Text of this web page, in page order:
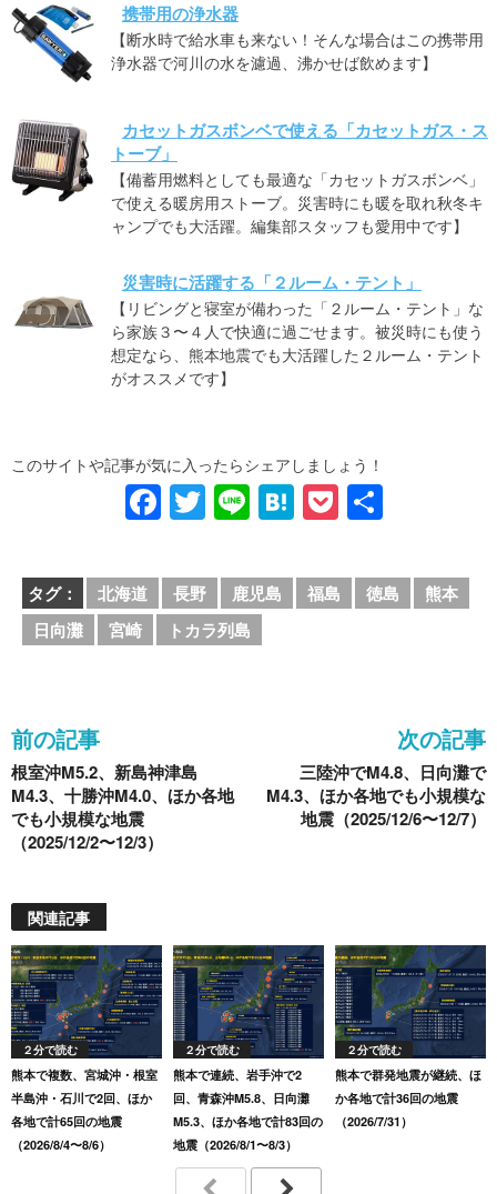
携帯用の浄水器
【断水時で給水車も来ない！そんな場合はこの携帯用
浄水器で河川の水を濾過、沸かせば飲めます】
カセットガスボンベで使える「カセットガス・ス
トーブ」
【備蓄用燃料としても最適な「カセットガスボンベ」
で使える暖房用ストーブ。災害時にも暖を取れ秋冬キ
ャンプでも大活躍。編集部スタッフも愛用中です】
災害時に活躍する「２ルーム・テント」
【リビングと寝室が備わった「２ルーム・テント」な
ら家族３〜４人で快適に過ごせます。被災時にも使う
想定なら、熊本地震でも大活躍した２ルーム・テント
がオススメです】
このサイトや記事が気に入ったらシェアしましょう！
F
a
c
e
b
k
T
wi
tt
er
Li
n
e
H
at
e
n
P
o
ck
et
タグ： 北海道 長野 鹿児島 福島 徳島
熊本
日向灘
宮崎 トカラ列島
前の記事
根室沖M5.2、新島神津島
M4.3、十勝沖M4.0、ほか各地
でも小規模な地震
（2025/12/2〜12/3）
次の記事
三陸沖でM4.8、日向灘で
M4.3、ほか各地でも小規模な
地震（2025/12/6〜12/7）
関連記事
２分で読む
熊本で複数、宮城沖・根室
半島沖・石川で2回、ほか
各地で計65回の地震
（2026/8/4〜8/6）
２分で読む
熊本で連続、岩手沖で2
回、青森沖M5.8、日向灘
M5.3、ほか各地で計83回の
地震（2026/8/1〜8/3）
２分で読む
熊本で群発地震が継続、ほ
か各地で計36回の地震
（2026/7/31）